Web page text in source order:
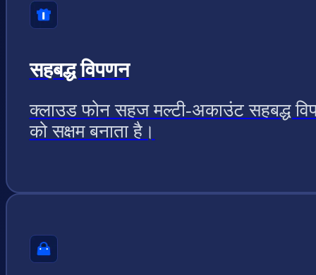
सहबद्ध विपणन
क्लाउड फोन सहज मल्टी-अकाउंट सहबद्ध
को सक्षम बनाता है।